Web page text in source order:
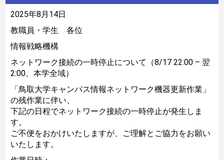
2025年8月14日
教職員・学生 各位
情報戦略機構
ネットワーク接続の一時停止について（8/17 22:00 – 翌
2:00、本学全域）
「鳥取大学キャンパス情報ネットワーク機器更新作業」
の残作業に伴い、
下記の日程でネットワーク接続の一時停止が発生しま
す。
ご不便をおかけいたしますが、ご理解とご協力をお願い
いたします。